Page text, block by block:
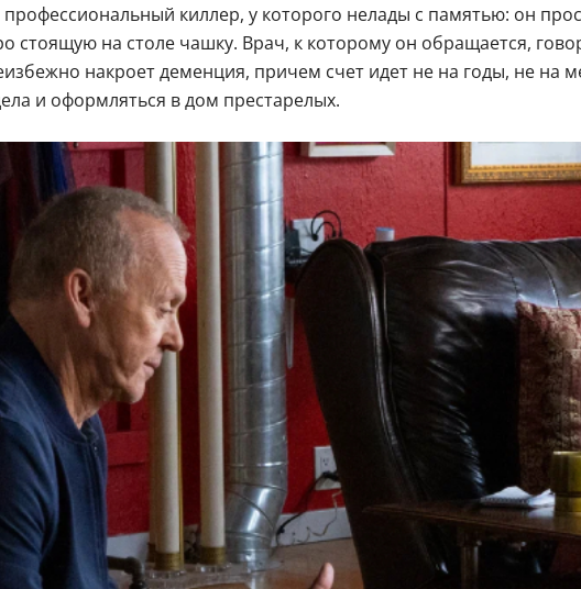
киллер, у которого нелады с памятью: он
стоящую на столе чашку. Врач, к которому он обращается,
накроет деменция, причем счет идет не на годы, не на
и оформляться в дом престарелых.